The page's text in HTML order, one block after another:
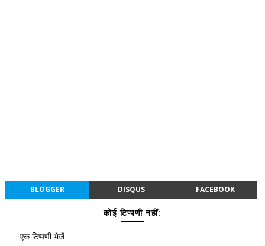
BLOGGER DISQUS FACEBOOK
कोई टिप्पणी नहीं:
एक टिप्पणी भेजें